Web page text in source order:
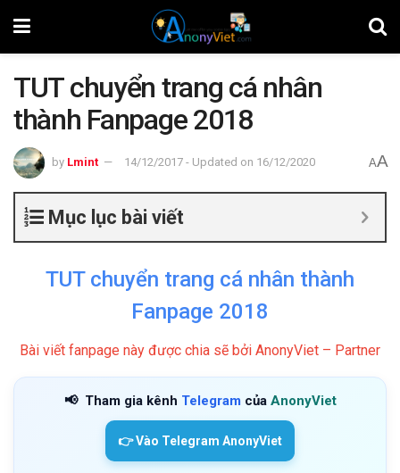
TUT chuyển trang cá nhân
thành Fanpage 2018
by Lmint 14/12/2017 - Updated on 16/12/2020 AA
Mục lục bài viết
TUT chuyển trang cá nhân thành
Fanpage 2018
Bài viết fanpage này được chia sẽ bởi AnonyViet – Partner
📢 Tham gia kênh Telegram của AnonyViet
👉 Vào Telegram AnonyViet